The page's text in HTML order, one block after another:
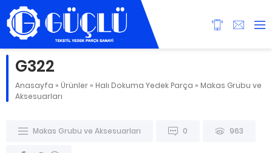
G322
Anasayfa » Ürünler » Halı Dokuma Yedek Parça » Makas Grubu ve
Aksesuarları
Makas Grubu ve Aksesuarları 0 963